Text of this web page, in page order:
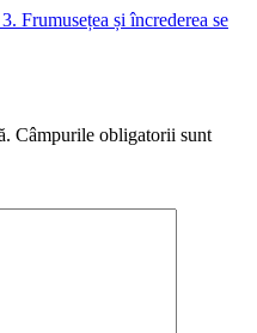
Frumusețea și încrederea se
Câmpurile obligatorii sunt